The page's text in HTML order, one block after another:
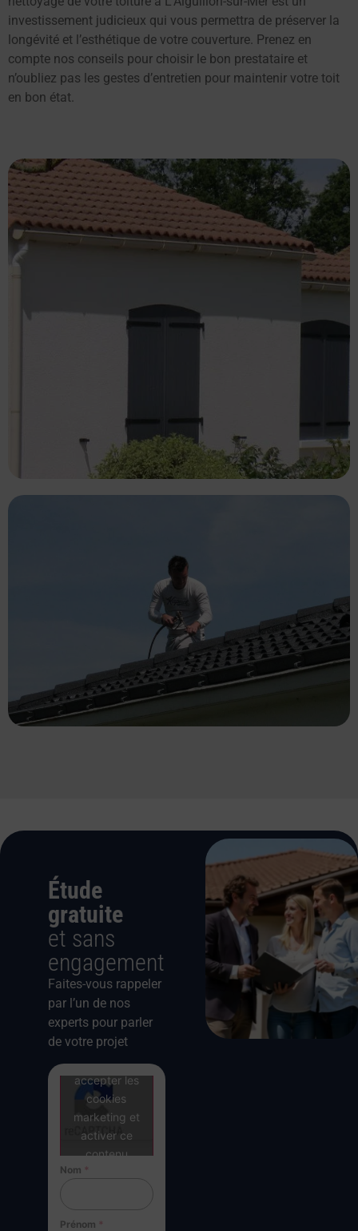
investissement judicieux qui vous permettra de préserver la
longévité et l’esthétique de votre couverture. Prenez en
compte nos conseils pour choisir le bon prestataire et
n’oubliez pas les gestes d’entretien pour maintenir votre toit
en bon état.
Étude
gratuite
et sans
engagement
Faites-vous rappeler
par l’un de nos
experts pour parler
de votre projet
Cliquez pour
accepter les
cookies
marketing et
activer ce
contenu
Nom *
Prénom *